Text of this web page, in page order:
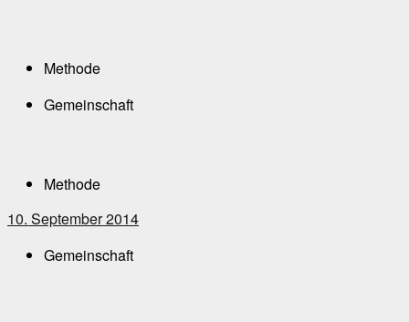
Methode
Gemeinschaft
Methode
10. September 2014
Gemeinschaft